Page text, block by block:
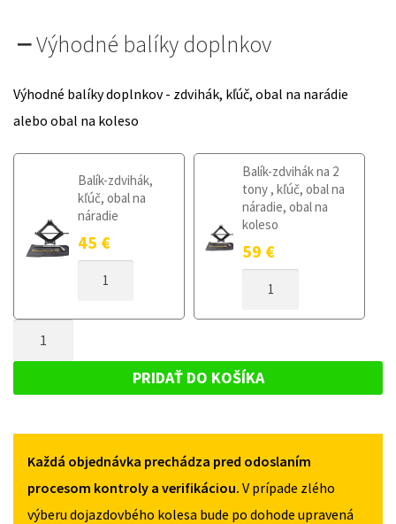
Výhodné balíky doplnkov
Výhodné balíky doplnkov - zdvihák, kľúč, obal na narádie
alebo obal na koleso
Balík-zdvihák,
kľúč, obal na
náradie
45 €
DOJAZDOVÉ
JAGUAR
PACE
2016
Balík-zdvihák na 2
tony , kľúč, obal na
náradie, obal na
koleso
59 €
DOJAZDOVÉ
PACE
OD
5X108
JAGUAR
OD
2016
155/90R18
PRIDAŤ DO KOŠÍKA
Každá objednávka prechádza pred odoslaním
procesom kontroly a verifikáciou. V prípade zlého
výberu dojazdovbého kolesa bude po dohode upravená